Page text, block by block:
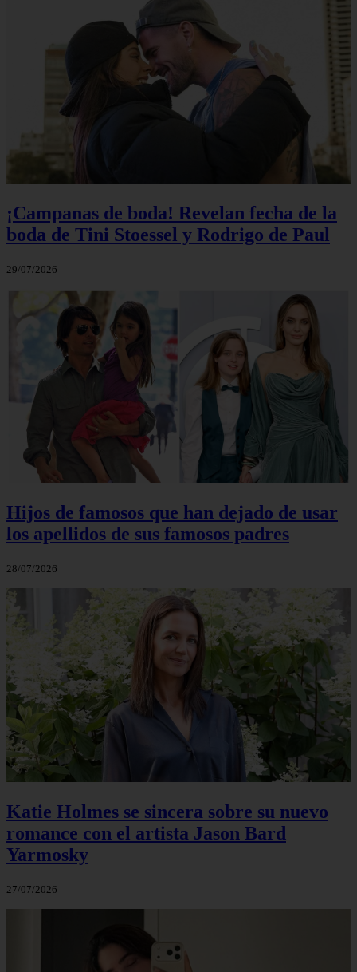
¡Campanas de boda! Revelan fecha de la
boda de Tini Stoessel y Rodrigo de Paul
29/07/2026
Hijos de famosos que han dejado de usar
los apellidos de sus famosos padres
28/07/2026
Katie Holmes se sincera sobre su nuevo
romance con el artista Jason Bard
Yarmosky
27/07/2026